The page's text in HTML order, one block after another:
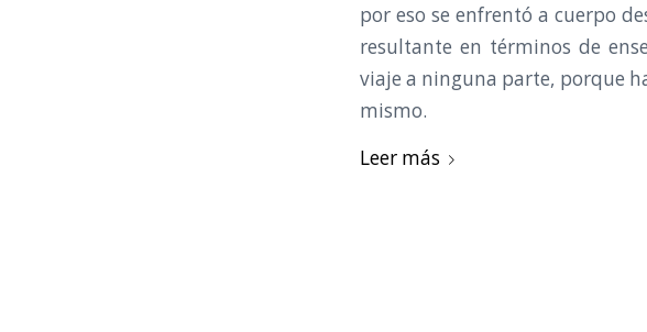
por eso se enfrentó a cuerpo
resultante en términos de
viaje a ninguna parte, porque
mismo.
Leer más